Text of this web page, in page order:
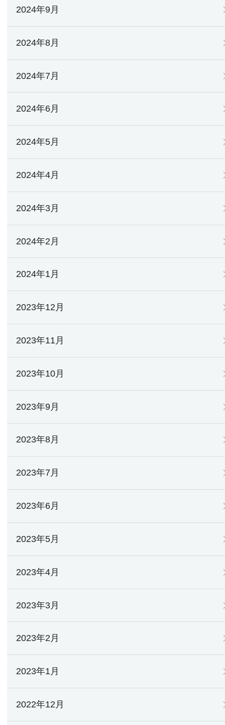
2024年9月
2024年8月
2024年7月
2024年6月
2024年5月
2024年4月
2024年3月
2024年2月
2024年1月
2023年12月
2023年11月
2023年10月
2023年9月
2023年8月
2023年7月
2023年6月
2023年5月
2023年4月
2023年3月
2023年2月
2023年1月
2022年12月